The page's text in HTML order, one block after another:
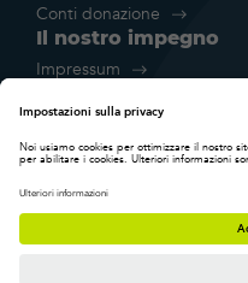
Conti donazione
Il nostro impegno
Impressum
Dichiarazione sulla